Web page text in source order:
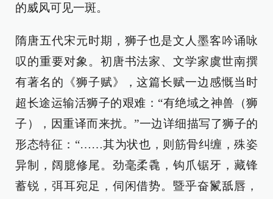
的威风可见一斑。
隋唐五代宋元时期，狮子也是文人墨客吟诵咏
叹的重要对象。初唐书法家、文学家虞世南撰
有著名的《狮子赋》，这篇长赋一边感慨当时
超长途运输活狮子的艰难：“有绝域之神兽（狮
子），因重译而来扰。”一边详细描写了狮子的
形态特征：“……其为状也，则筋骨纠缠，殊姿
异制，阔臆修尾。劲毫柔毳，钩爪锯牙，藏锋
蓄锐，弭耳宛足，伺闲借势。暨乎奋鬣舐唇，